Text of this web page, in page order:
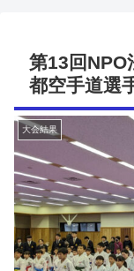
第13回NPO
都空手道選
大会結果